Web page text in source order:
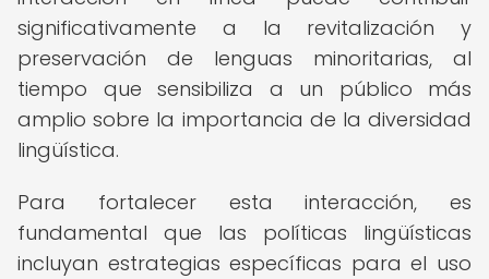
significativamente a la revitalización y
preservación de lenguas minoritarias, al
tiempo que sensibiliza a un público más
amplio sobre la importancia de la diversidad
lingüística.
Para fortalecer esta interacción, es
fundamental que las políticas lingüísticas
incluyan estrategias específicas para el uso